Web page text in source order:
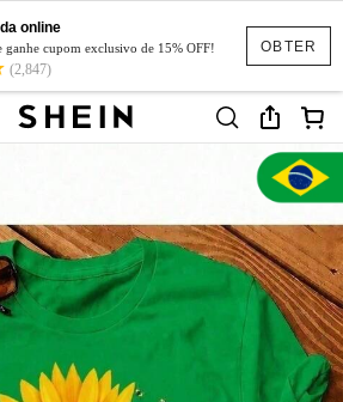
OBTER
online
ganhe cupom exclusivo de 15% OFF!
(2,847)